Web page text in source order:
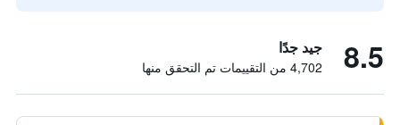
8.5 جيد جدًا
4,702 من التقييمات تم التحقق منها